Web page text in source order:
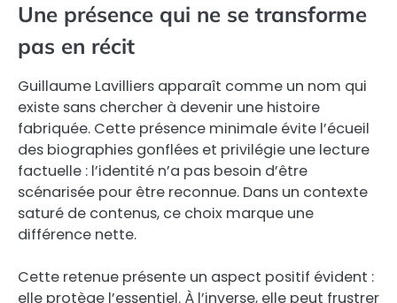
Une présence qui ne se transforme
pas en récit
Guillaume Lavilliers apparaît comme un nom qui
existe sans chercher à devenir une histoire
fabriquée. Cette présence minimale évite l’écueil
des biographies gonflées et privilégie une lecture
factuelle : l’identité n’a pas besoin d’être
scénarisée pour être reconnue. Dans un contexte
saturé de contenus, ce choix marque une
différence nette.
Cette retenue présente un aspect positif évident :
elle protège l’essentiel. À l’inverse, elle peut frustrer